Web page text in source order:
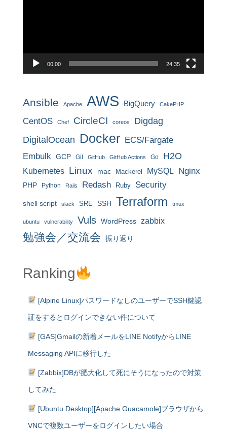
00:00 24:35
Ansible Apache AWS BigQuery CakePHP
CentOS Chef CircleCI coreos
Digdag
DigitalOcean Docker ECS/Fargate
Embulk GCP Git GitHub GitHub Actions Go H2O
Kubernetes Linux mac Mackerel MySQL Nginx
PHP Python Rails Redash Ruby Security
shell script slack SRE SSH Terraform tmux
ubuntu vulnerability Vuls WordPress zabbix
勉強会／交流会 振り返り
Ranking
[Alpine Linux]パスワードなしのユーザーでSSH鍵認
証をするとログインできない件について
[GAS]Gmailの新着メールをLINE NotifyからLINE
Messaging APIに移行した
[Zabbix]DBが肥大化して死にそうになったので対策
してみた
[Ubuntu Desktop][Apache Guacamole]ブラウザから
VNCで複数ユーザーをログインしたい場合